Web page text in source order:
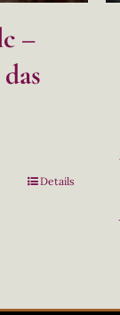
–
Details